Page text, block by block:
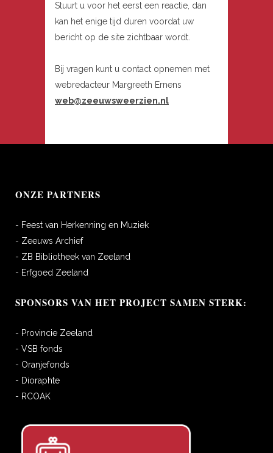
Stuurt u voor het eerst een reactie, dan
kan het enige tijd duren voordat uw
bericht op de site zichtbaar wordt.
Bij vragen kunt u contact opnemen met
webredacteur Margreeth Ernens
web@zeeuwsweerzien.nl
ONZE PARTNERS
- Feest van Herkenning en Muziek
- Zeeuws Archief
- ZB Bibliotheek van Zeeland
- Erfgoed Zeeland
SPONSORS VAN HET PROJECT SAMEN STERK:
- Provincie Zeeland
- VSB fonds
- Oranjefonds
- Dioraphte
- RCOAK